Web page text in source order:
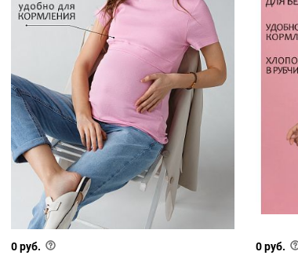
0 руб. 0 руб.